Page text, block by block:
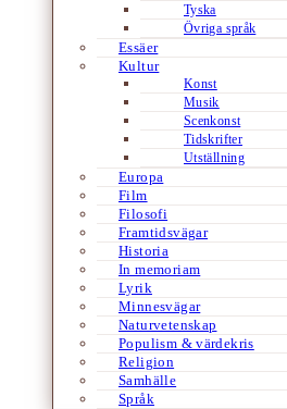
Tyska
Övriga språk
Essäer
Kultur
Konst
Musik
Scenkonst
Tidskrifter
Utställning
Europa
Film
Filosofi
Framtidsvägar
Historia
In memoriam
Lyrik
Minnesvägar
Naturvetenskap
Populism & värdekris
Religion
Samhälle
Språk